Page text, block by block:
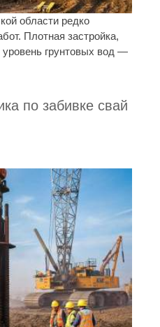
области редко
Плотная застройка,
грунтовых вод —
по забивке свай